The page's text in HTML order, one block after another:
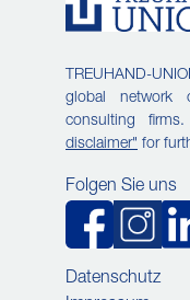
TREUHAND-
global network
consulting
disclaimer" for
Datenschutz
Folgen Sie uns